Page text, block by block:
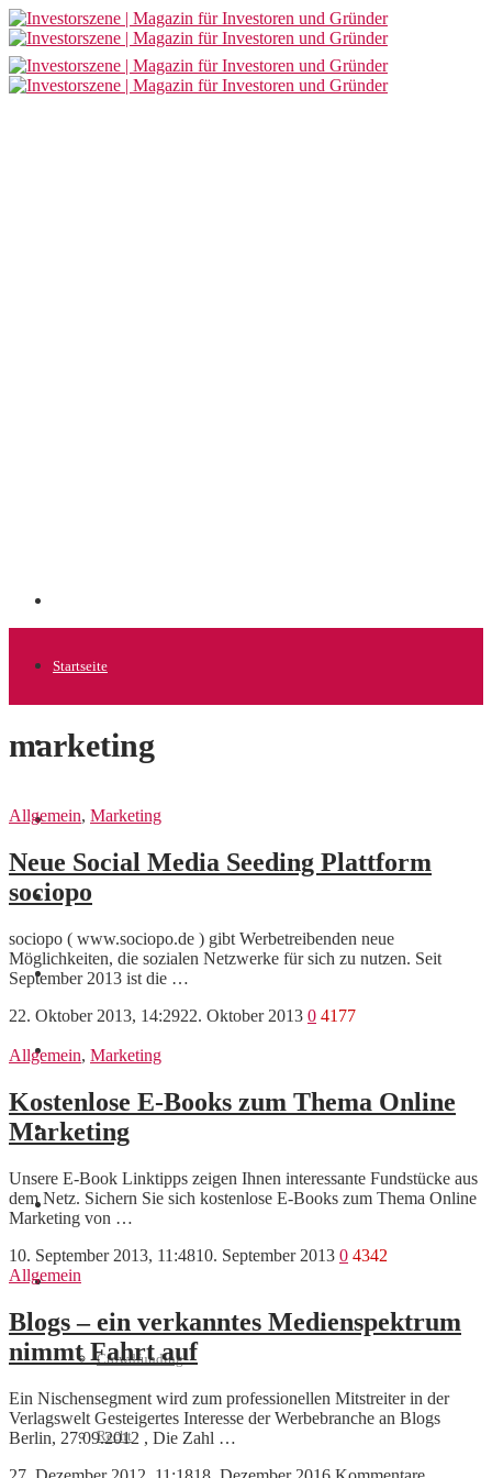
Startseite
Allgemein
Startups
News
Finanzen
Marketing
Interviews
Videos
Weitere
Crowdfunding
Recht
marketing
Allgemein, Marketing
Neue Social Media Seeding Plattform
sociopo
sociopo ( www.sociopo.de ) gibt Werbetreibenden neue
Möglichkeiten, die sozialen Netzwerke für sich zu nutzen. Seit
September 2013 ist die …
22. Oktober 2013, 14:2922. Oktober 2013 0 4177
Allgemein, Marketing
Kostenlose E-Books zum Thema Online
Marketing
Unsere E-Book Linktipps zeigen Ihnen interessante Fundstücke aus
dem Netz. Sichern Sie sich kostenlose E-Books zum Thema Online
Marketing von …
10. September 2013, 11:4810. September 2013 0 4342
Allgemein
Blogs – ein verkanntes Medienspektrum
nimmt Fahrt auf
Ein Nischensegment wird zum professionellen Mitstreiter in der
Verlagswelt Gesteigertes Interesse der Werbebranche an Blogs
Berlin, 27.09.2012 , Die Zahl …